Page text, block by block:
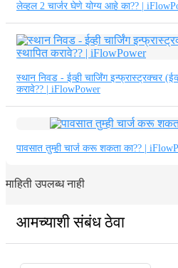
लेव्हल 2 चार्जर घेणे योग्य आहे का?? |
स्थान निवड - ईव्ही चार्जिंग इन्फ्रास्ट्रक्चर
करावे?? | iFlowPower
पावसात तुम्ही चार्ज करू शकता का?? |
माहिती उपलब्ध नाही
आमच्याशी संबंध ठेवा